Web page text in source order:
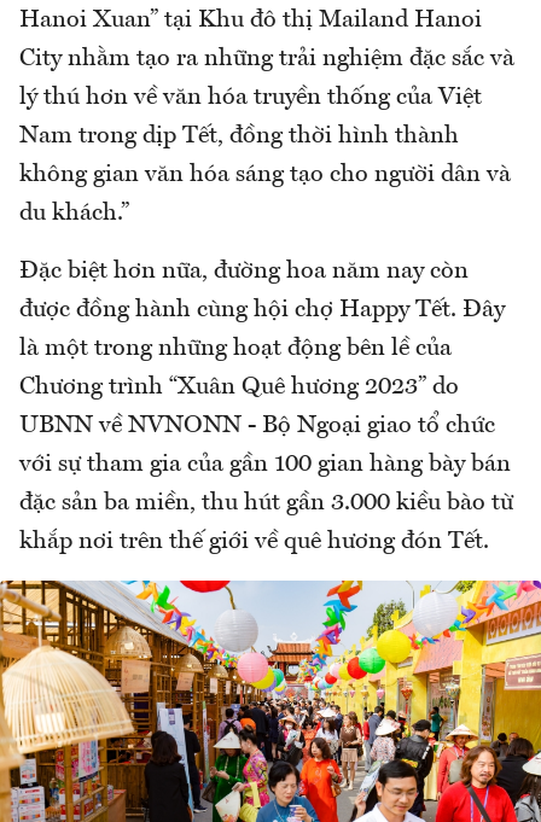
Hanoi Xuan” tại Khu đô thị Mailand Hanoi
City nhằm tạo ra những trải nghiệm đặc sắc và
lý thú hơn về văn hóa truyền thống của Việt
Nam trong dịp Tết, đồng thời hình thành
không gian văn hóa sáng tạo cho người dân và
du khách.”
Đặc biệt hơn nữa, đường hoa năm nay còn
được đồng hành cùng hội chợ Happy Tết. Đây
là một trong những hoạt động bên lề của
Chương trình “Xuân Quê hương 2023” do
UBNN về NVNONN - Bộ Ngoại giao tổ chức
với sự tham gia của gần 100 gian hàng bày bán
đặc sản ba miền, thu hút gần 3.000 kiều bào từ
khắp nơi trên thế giới về quê hương đón Tết.